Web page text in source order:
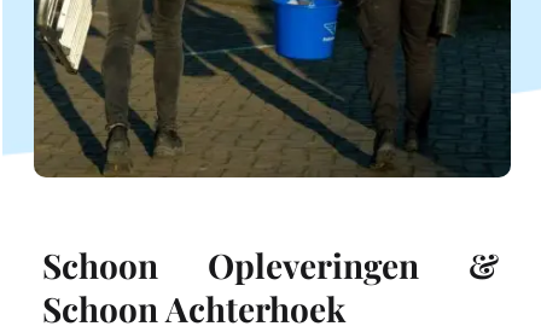
Schoon Opleveringen &
Schoon Achterhoek